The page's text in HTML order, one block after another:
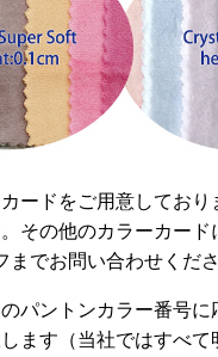
カードをご用意してお
その他のカラーカード
までお問い合わせくださ
パントンカラー番号に
ます（当社ではすべて